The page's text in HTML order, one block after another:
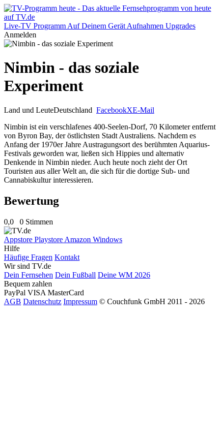
Live-TV Programm Auf Deinem Gerät Aufnahmen Upgrades
Anmelden
Nimbin - das soziale
Experiment
Land und LeuteDeutschland FacebookXE-Mail
Nimbin ist ein verschlafenes 400-Seelen-Dorf, 70 Kilometer entfernt
von Byron Bay, der östlichsten Stadt Australiens. Nachdem es
Anfang der 1970er Jahre Austragungsort des berühmten Aquarius-
Festivals geworden war, ließen sich Hippies und alternativ
Denkende in Nimbin nieder. Auch heute noch zieht der Ort
Touristen aus aller Welt an, die sich für die dortige Sub- und
Cannabiskultur interessieren.
Bewertung
0,0 0 Stimmen
Appstore Playstore Amazon Windows
Hilfe
Häufige Fragen Kontakt
Wir sind TV.de
Dein Fernsehen Dein Fußball Deine WM 2026
Bequem zahlen
PayPal VISA MasterCard
AGB Datenschutz Impressum © Couchfunk GmbH 2011 - 2026